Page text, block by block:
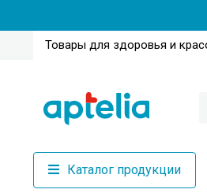
Товары для здоровья и
Каталог продукции